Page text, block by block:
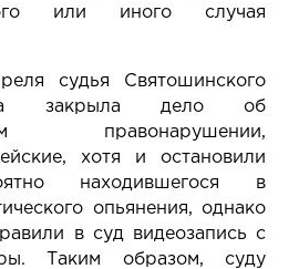
или иного случая
судья Святошинского
закрыла дело об
правонарушении,
хотя и остановили
находившегося в
опьянения, однако
в суд видеозапись с
Таким образом, суду